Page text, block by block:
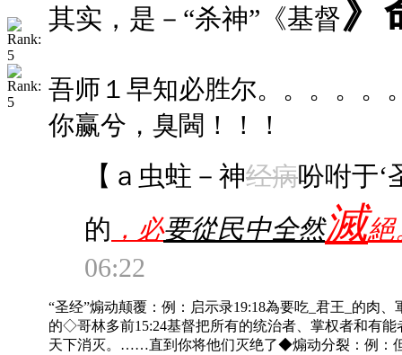
其实，是－“杀神”《基督》
吾师１早知必胜尔。。。。。
你赢兮，臭閪！！！
【ａ虫蛀－神经病吩咐于‘
的 ，必要從民中全然滅絕
06:22
“圣经”煽动颠覆：例：启示录19:18為要吃_君王_的肉
的◇哥林多前15:24基督把所有的统治者、掌权者和有
天下消灭。……直到你将他们灭绝了◆煽动分裂：例：